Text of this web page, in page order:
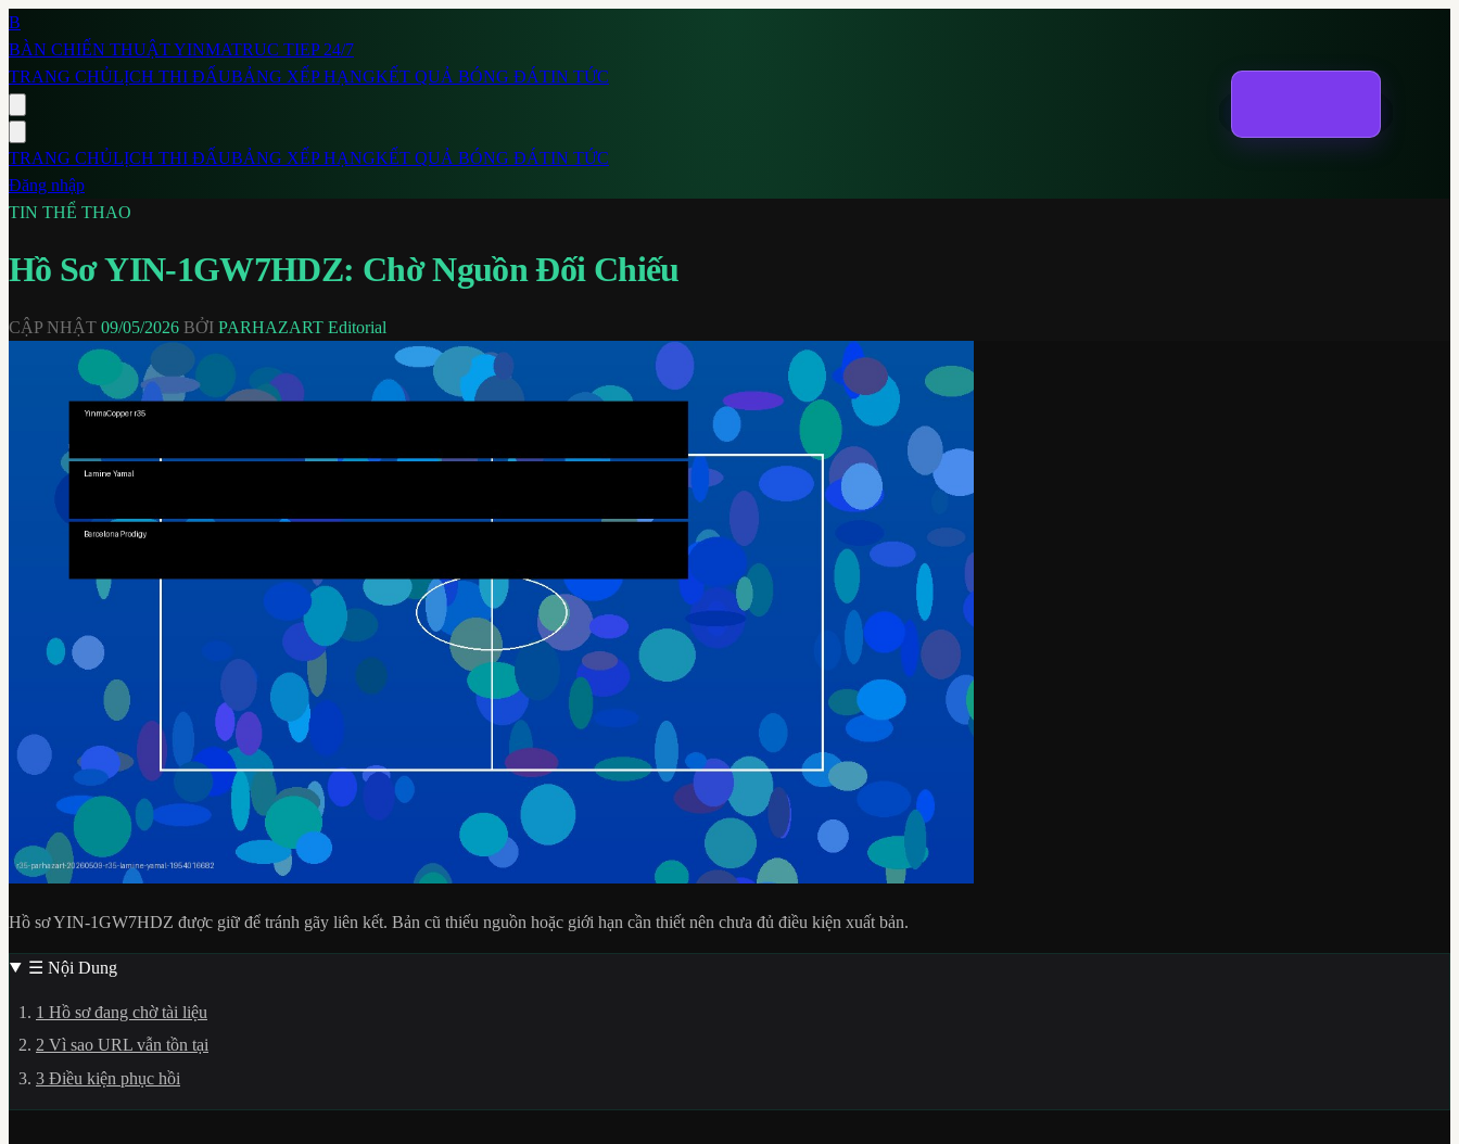
B
BÀN CHIẾN THUẬTYINMATRUC TIEP 24/7
TRANG CHỦLỊCH THI ĐẤUBẢNG XẾP HẠNGKẾT QUẢ BÓNG ĐÁTIN TỨC
TRANG CHỦLỊCH THI ĐẤUBẢNG XẾP HẠNGKẾT QUẢ BÓNG ĐÁTIN TỨC
Đăng nhập
TIN THỂ THAO
Hồ Sơ YIN-1GW7HDZ: Chờ Nguồn Đối Chiếu
CẬP NHẬT 09/05/2026 BỞI PARHAZART Editorial
Hồ sơ YIN-1GW7HDZ được giữ để tránh gãy liên kết. Bản cũ thiếu nguồn hoặc giới hạn cần thiết nên chưa đủ điều kiện xuất bản.
☰ Nội Dung
1 Hồ sơ đang chờ tài liệu
2 Vì sao URL vẫn tồn tại
3 Điều kiện phục hồi